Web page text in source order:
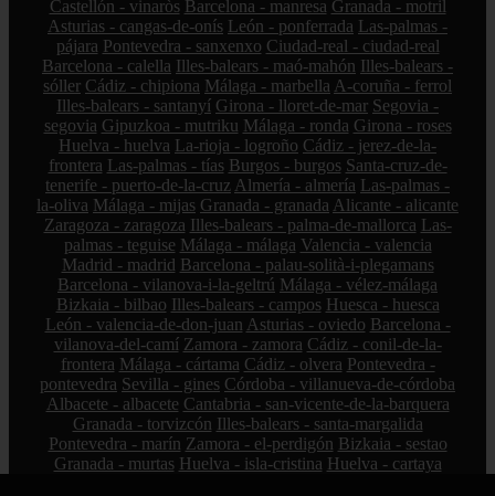
Castellón - vinaròs Barcelona - manresa Granada - motril
Asturias - cangas-de-onís León - ponferrada Las-palmas -
pájara Pontevedra - sanxenxo Ciudad-real - ciudad-real
Barcelona - calella Illes-balears - maó-mahón Illes-balears -
sóller Cádiz - chipiona Málaga - marbella A-coruña - ferrol
Illes-balears - santanyí Girona - lloret-de-mar Segovia -
segovia Gipuzkoa - mutriku Málaga - ronda Girona - roses
Huelva - huelva La-rioja - logroño Cádiz - jerez-de-la-
frontera Las-palmas - tías Burgos - burgos Santa-cruz-de-
tenerife - puerto-de-la-cruz Almería - almería Las-palmas -
la-oliva Málaga - mijas Granada - granada Alicante - alicante
Zaragoza - zaragoza Illes-balears - palma-de-mallorca Las-
palmas - teguise Málaga - málaga Valencia - valencia
Madrid - madrid Barcelona - palau-solità-i-plegamans
Barcelona - vilanova-i-la-geltrú Málaga - vélez-málaga
Bizkaia - bilbao Illes-balears - campos Huesca - huesca
León - valencia-de-don-juan Asturias - oviedo Barcelona -
vilanova-del-camí Zamora - zamora Cádiz - conil-de-la-
frontera Málaga - cártama Cádiz - olvera Pontevedra -
pontevedra Sevilla - gines Córdoba - villanueva-de-córdoba
Albacete - albacete Cantabria - san-vicente-de-la-barquera
Granada - torvizcón Illes-balears - santa-margalida
Pontevedra - marín Zamora - el-perdigón Bizkaia - sestao
Granada - murtas Huelva - isla-cristina Huelva - cartaya